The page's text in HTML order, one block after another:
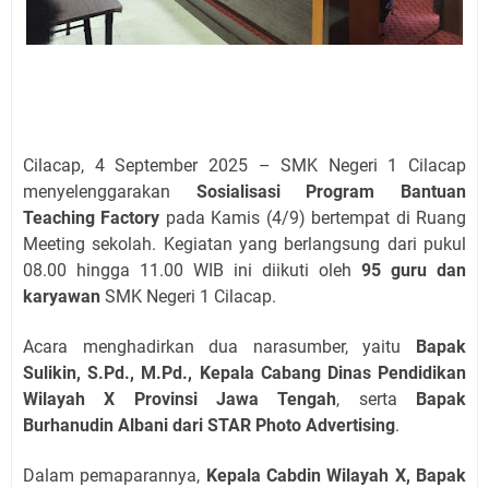
Cilacap, 4 September 2025 – SMK Negeri 1 Cilacap
menyelenggarakan Sosialisasi Program Bantuan
Teaching Factory pada Kamis (4/9) bertempat di Ruang
Meeting sekolah. Kegiatan yang berlangsung dari pukul
08.00 hingga 11.00 WIB ini diikuti oleh 95 guru dan
karyawan SMK Negeri 1 Cilacap.
Acara menghadirkan dua narasumber, yaitu Bapak
Sulikin, S.Pd., M.Pd., Kepala Cabang Dinas Pendidikan
Wilayah X Provinsi Jawa Tengah, serta Bapak
Burhanudin Albani dari STAR Photo Advertising.
Dalam pemaparannya, Kepala Cabdin Wilayah X, Bapak